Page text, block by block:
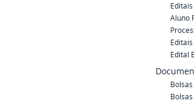
Aluno
Edital